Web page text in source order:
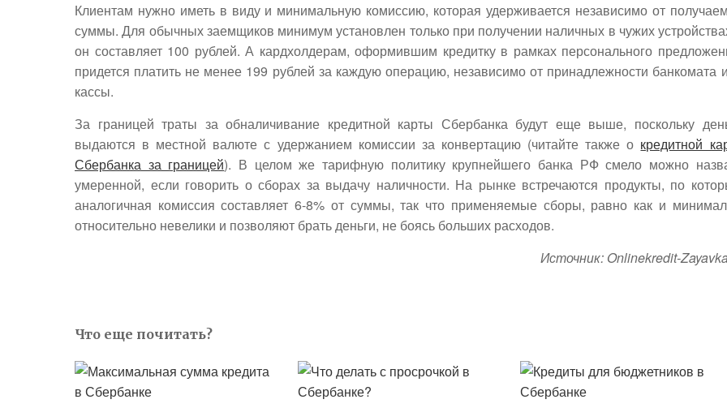
Клиентам нужно иметь в виду и минимальную комиссию, которая удерживается независимо от
суммы. Для обычных заемщиков минимум установлен только при получении наличных в чужих
он составляет 100 рублей. А кардхолдерам, оформившим кредитку в рамках персонального
придется платить не менее 199 рублей за каждую операцию, независимо от принадлежности банкомата
кассы.
За границей траты за обналичивание кредитной карты Сбербанка будут еще выше, поскольку
выдаются в местной валюте с удержанием комиссии за конвертацию (читайте также о кредитной
Сбербанка за границей). В целом же тарифную политику крупнейшего банка РФ смело можно
умеренной, если говорить о сборах за выдачу наличности. На рынке встречаются продукты, по
аналогичная комиссия составляет 6-8% от суммы, так что применяемые сборы, равно как и
относительно невелики и позволяют брать деньги, не боясь больших расходов.
Источник: Onlinekredit-
Что еще почитать?